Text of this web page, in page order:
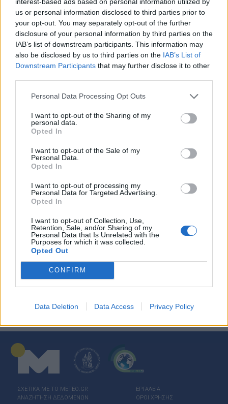
us or personal information disclosed to third parties prior to
your opt-out. You may separately opt-out of the further
disclosure of your personal information by third parties on the
IAB’s list of downstream participants. This information may
also be disclosed by us to third parties on the IAB’s List of
Downstream Participants that may further disclose it to other
Personal Data Processing Opt Outs
I want to opt-out of the Sharing of my
personal data.
Opted In
I want to opt-out of the Sale of my
Personal Data.
Opted In
I want to opt-out of processing my
Personal Data for Targeted Advertising.
Opted In
I want to opt-out of Collection, Use,
Retention, Sale, and/or Sharing of my
Personal Data that Is Unrelated with the
Purposes for which it was collected.
Opted Out
CONFIRM
Data Deletion Data Access Privacy Policy
χάρτες σκόνης
χάρτες
UV
Ανεμολόγιο
για Σάββατο, 8/8: 12:00
Παραλία Κορινού
Πατήστε εδώ για να δείτε τον χάρτη των παραλιών
Σελήνη: 24 ημερών
Φάση: Παλαιός Μηνίσκος
Επόμενη Πανσέληνος:
Αστρονομικό ημερολόγιο
ΣΧΕΤΙΚΑ ΜΕ ΤΟ ΜΕΤΕΟ.GR
ΑΝΑΖΗΤΗΣΗ ΔΕΔΟΜΕΝΩΝ
ΕΡΓΑΛΕΙΑ
ΟΡΟΙ ΧΡΗΣΗΣ